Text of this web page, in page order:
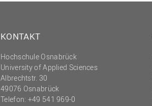
KONTAKT
Hochschule Osnabrück
University of Applied Sciences
Albrechtstr. 30
49076 Osnabrück
Telefon: +49 541 969-0